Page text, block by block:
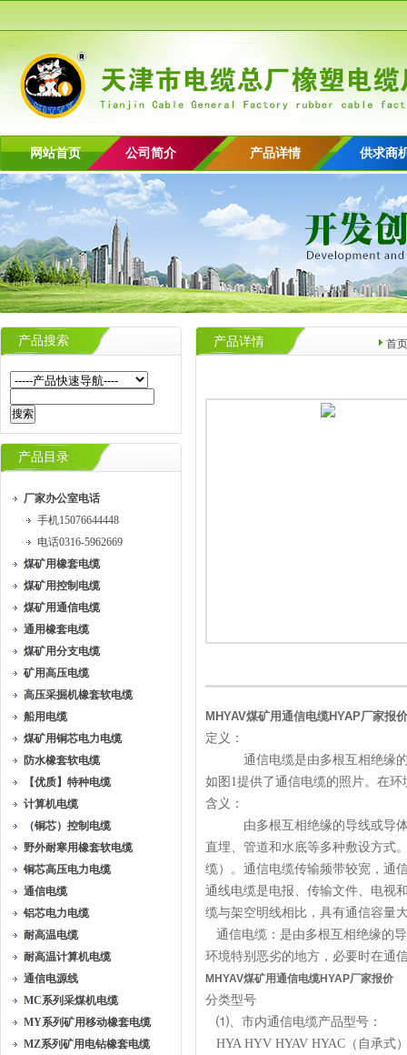
网站首页 公司简介 产品详情 供求商
产品搜索
产品目录
厂家办公室电话
手机15076644448
电话0316-5962669
煤矿用橡套电缆
煤矿用控制电缆
煤矿用通信电缆
通用橡套电缆
煤矿用分支电缆
矿用高压电缆
高压采掘机橡套软电缆
船用电缆
煤矿用铜芯电力电缆
防水橡套软电缆
【优质】特种电缆
计算机电缆
（铜芯）控制电缆
野外耐寒用橡套软电缆
铜芯高压电力电缆
通信电缆
铝芯电力电缆
耐高温电缆
耐高温计算机电缆
通信电源线
MC系列采煤机电缆
MY系列矿用移动橡套电缆
MZ系列矿用电钻橡套电缆
首页
产品详情
MHYAV煤矿用通信电缆HYAP厂家报价
定义：
通信电缆是由多根互相绝缘的导
如图1提供了通信电缆的照片。在
含义：
由多根互相绝缘的导线或导体构
直埋、管道和水底等多种敷设方式
缆）。通信电缆传输频带较宽，通
通线电缆是电报、传输文件、电视
缆与架空明线相比，具有通信容量
通信电缆：是由多根互相绝缘的
环境特别恶劣的地方，必要时在通
MHYAV煤矿用通信电缆HYAP厂家报价
分类型号
⑴、市内通信电缆产品型号：
HYA HYV HYAV HYAC（自承式